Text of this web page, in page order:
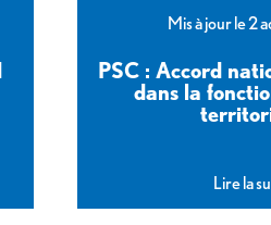
Mis à jour le 2
PSC : Accord
dans la
Lire la